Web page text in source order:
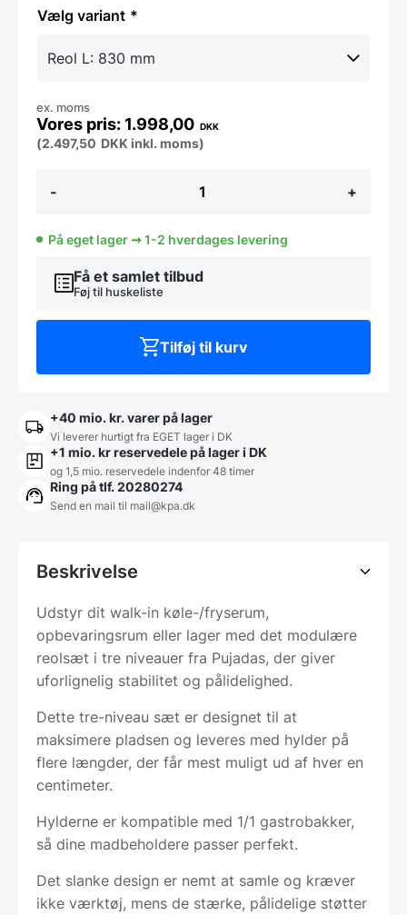
variant
-
m/3
mm
flere
Pujadas
+
1.998,00 DKK
ex. moms
(2.497,50 DKK inkl. moms)
På eget lager ➞ 1-2 hverdages levering
Få et samlet tilbud
Føj til huskeliste
Tilføj til kurv
+40 mio. kr. varer på lager
Vi leverer hurtigt fra EGET lager i DK
+1 mio. kr reservedele på lager i DK
og 1,5 mio. reservedele indenfor 48 timer
Ring på tlf. 20280274
Send en mail til mail@kpa.dk
Beskrivelse
Udstyr dit walk-in køle-/fryserum,
opbevaringsrum eller lager med det modulære
reolsæt i tre niveauer fra Pujadas, der giver
uforlignelig stabilitet og pålidelighed.
Dette tre-niveau sæt er designet til at
maksimere pladsen og leveres med hylder på
flere længder, der får mest muligt ud af hver en
centimeter.
Hylderne er kompatible med 1/1 gastrobakker,
så dine madbeholdere passer perfekt.
Det slanke design er nemt at samle og kræver
ikke værktøj, mens de stærke, pålidelige støtter